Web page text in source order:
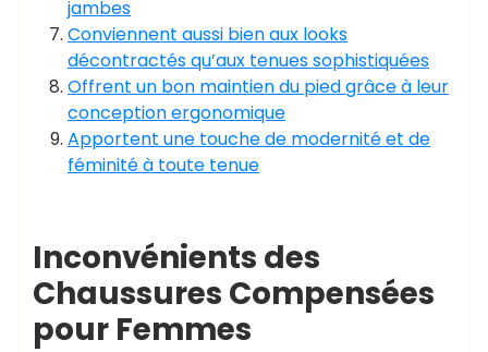
jambes
Conviennent aussi bien aux looks
décontractés qu’aux tenues sophistiquées
Offrent un bon maintien du pied grâce à leur
conception ergonomique
Apportent une touche de modernité et de
féminité à toute tenue
Inconvénients des
Chaussures Compensées
pour Femmes